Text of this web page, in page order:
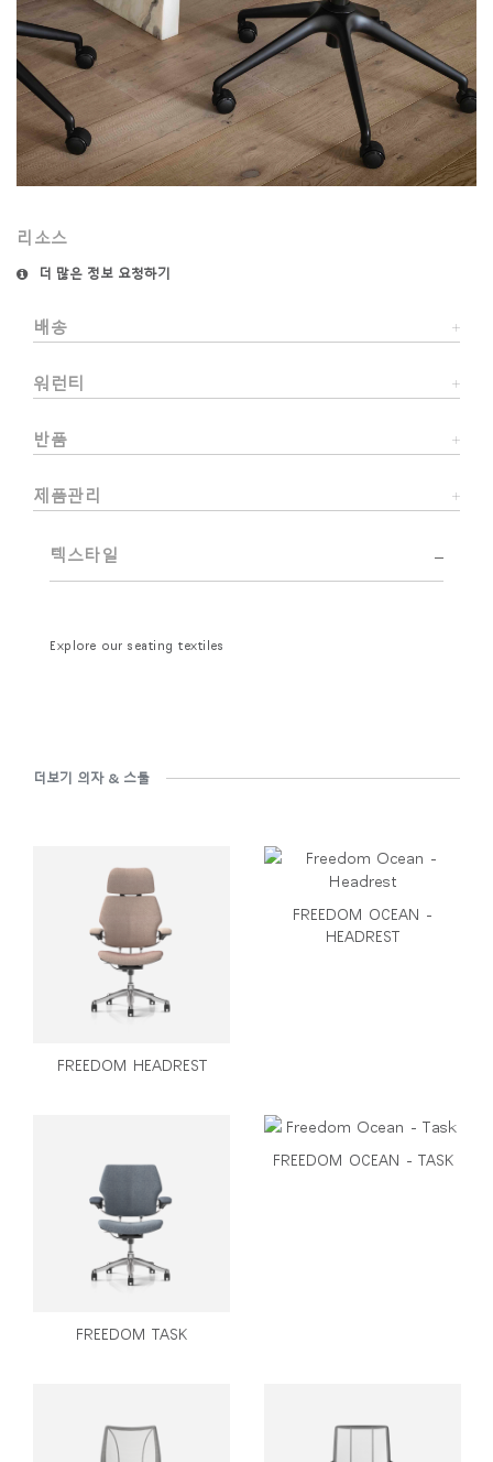
리소스
더 많은 정보 요청하기
배송
워런티
반품
제품관리
텍스타일
Explore our seating textiles
더보기 의자 & 스툴
FREEDOM HEADREST
FREEDOM OCEAN -
HEADREST
FREEDOM TASK
FREEDOM OCEAN - TASK